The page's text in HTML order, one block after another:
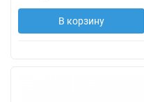
В корзину